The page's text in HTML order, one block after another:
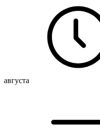
августа